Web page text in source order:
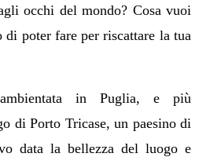
occhi del mondo? Cosa vuoi
di poter fare per riscattare la tua
in Puglia, e più
di Porto Tricase, un paesino di
data la bellezza del luogo e